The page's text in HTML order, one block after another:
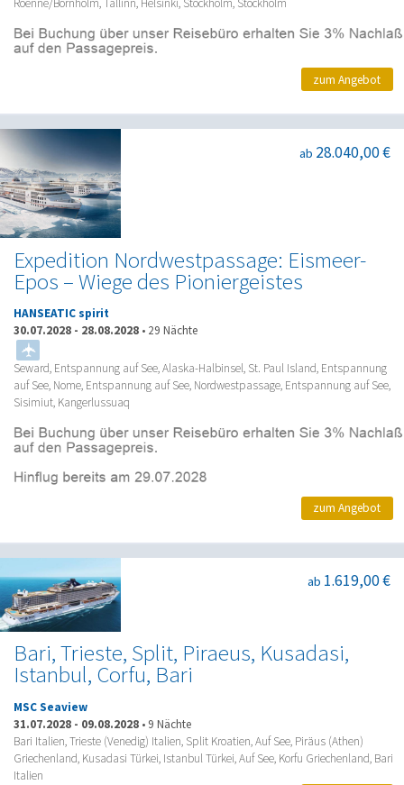
Roenne/Bornholm, Tallinn, Helsinki, Stockholm, Stockholm
zum Angebot
Expedition Nordwestpassage: Eismeer-
Epos – Wiege des Pioniergeistes
ab 28.040,00 €
HANSEATIC spirit
30.07.2028 - 28.08.2028 • 29 Nächte
Seward, Entspannung auf See, Alaska-Halbinsel, St. Paul Island, Entspannung
auf See, Nome, Entspannung auf See, Nordwestpassage, Entspannung auf See,
Sisimiut, Kangerlussuaq
zum Angebot
Bari, Trieste, Split, Piraeus, Kusadasi,
Istanbul, Corfu, Bari
ab 1.619,00 €
MSC Seaview
31.07.2028 - 09.08.2028 • 9 Nächte
Bari Italien, Trieste (Venedig) Italien, Split Kroatien, Auf See, Piräus (Athen)
Griechenland, Kusadasi Türkei, Istanbul Türkei, Auf See, Korfu Griechenland, Bari
Italien